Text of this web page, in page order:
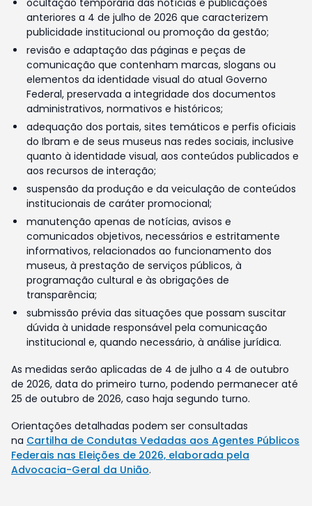
ocultação temporária das notícias e publicações
anteriores a 4 de julho de 2026 que caracterizem
publicidade institucional ou promoção da gestão;
revisão e adaptação das páginas e peças de
comunicação que contenham marcas, slogans ou
elementos da identidade visual do atual Governo
Federal, preservada a integridade dos documentos
administrativos, normativos e históricos;
adequação dos portais, sites temáticos e perfis oficiais
do Ibram e de seus museus nas redes sociais, inclusive
quanto à identidade visual, aos conteúdos publicados e
aos recursos de interação;
suspensão da produção e da veiculação de conteúdos
institucionais de caráter promocional;
manutenção apenas de notícias, avisos e
comunicados objetivos, necessários e estritamente
informativos, relacionados ao funcionamento dos
museus, à prestação de serviços públicos, à
programação cultural e às obrigações de
transparência;
submissão prévia das situações que possam suscitar
dúvida à unidade responsável pela comunicação
institucional e, quando necessário, à análise jurídica.
As medidas serão aplicadas de 4 de julho a 4 de outubro
de 2026, data do primeiro turno, podendo permanecer até
25 de outubro de 2026, caso haja segundo turno.
Orientações detalhadas podem ser consultadas
na Cartilha de Condutas Vedadas aos Agentes Públicos
Federais nas Eleições de 2026, elaborada pela
Advocacia-Geral da União.